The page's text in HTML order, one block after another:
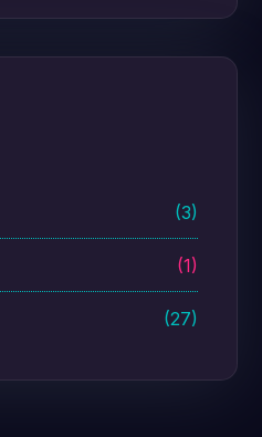
(3)
(1)
(27)